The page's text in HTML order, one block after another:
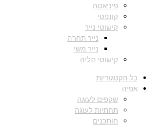
פיניאטה
קונפטי
קישוטי נייר
נייר תחרה
נייר משי
קישוטי תליה
כל הקטגוריות
אפיה
שקפים לעוגה
תחתיות לעוגה
חותכנים